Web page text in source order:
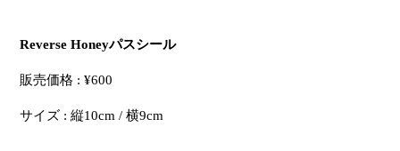
Reverse Honeyパスシール
販売価格 : ¥600
サイズ :縦10cm /横9cm